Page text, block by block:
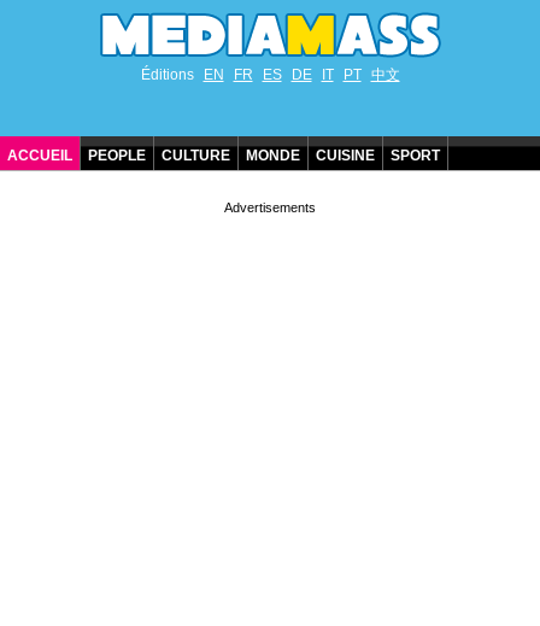
Éditions EN FR ES DE IT PT 中文
ACCUEIL PEOPLE CULTURE MONDE CUISINE SPORT